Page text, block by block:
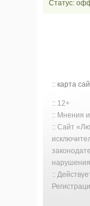
Статус:
:: карта
:: 12+
:: Мнения
:: Сайт
::